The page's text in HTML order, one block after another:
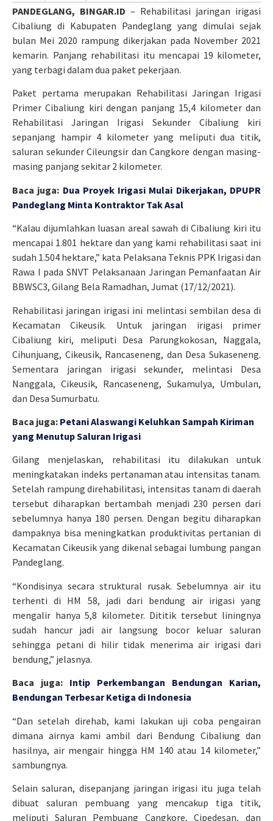
PANDEGLANG, BINGAR.ID – Rehabilitasi jaringan irigasi
Cibaliung di Kabupaten Pandeglang yang dimulai sejak
bulan Mei 2020 rampung dikerjakan pada November 2021
kemarin. Panjang rehabilitasi itu mencapai 19 kilometer,
yang terbagi dalam dua paket pekerjaan.
Paket pertama merupakan Rehabilitasi Jaringan Irigasi
Primer Cibaliung kiri dengan panjang 15,4 kilometer dan
Rehabilitasi Jaringan Irigasi Sekunder Cibaliung kiri
sepanjang hampir 4 kilometer yang meliputi dua titik,
saluran sekunder Cileungsir dan Cangkore dengan masing-
masing panjang sekitar 2 kilometer.
Baca juga: Dua Proyek Irigasi Mulai Dikerjakan, DPUPR
Pandeglang Minta Kontraktor Tak Asal
“Kalau dijumlahkan luasan areal sawah di Cibaliung kiri itu
mencapai 1.801 hektare dan yang kami rehabilitasi saat ini
sudah 1.504 hektare,” kata Pelaksana Teknis PPK Irigasi dan
Rawa I pada SNVT Pelaksanaan Jaringan Pemanfaatan Air
BBWSC3, Gilang Bela Ramadhan, Jumat (17/12/2021).
Rehabilitasi jaringan irigasi ini melintasi sembilan desa di
Kecamatan Cikeusik. Untuk jaringan irigasi primer
Cibaliung kiri, meliputi Desa Parungkokosan, Naggala,
Cihunjuang, Cikeusik, Rancaseneng, dan Desa Sukaseneng.
Sementara jaringan irigasi sekunder, melintasi Desa
Nanggala, Cikeusik, Rancaseneng, Sukamulya, Umbulan,
dan Desa Sumurbatu.
Baca juga: Petani Alaswangi Keluhkan Sampah Kiriman
yang Menutup Saluran Irigasi
Gilang menjelaskan, rehabilitasi itu dilakukan untuk
meningkatakan indeks pertanaman atau intensitas tanam.
Setelah rampung direhabilitasi, intensitas tanam di daerah
tersebut diharapkan bertambah menjadi 230 persen dari
sebelumnya hanya 180 persen. Dengan begitu diharapkan
dampaknya bisa meningkatkan produktivitas pertanian di
Kecamatan Cikeusik yang dikenal sebagai lumbung pangan
Pandeglang.
“Kondisinya secara struktural rusak. Sebelumnya air itu
terhenti di HM 58, jadi dari bendung air irigasi yang
mengalir hanya 5,8 kilometer. Dititik tersebut liningnya
sudah hancur jadi air langsung bocor keluar saluran
sehingga petani di hilir tidak menerima air irigasi dari
bendung,” jelasnya.
Baca juga: Intip Perkembangan Bendungan Karian,
Bendungan Terbesar Ketiga di Indonesia
“Dan setelah direhab, kami lakukan uji coba pengairan
dimana airnya kami ambil dari Bendung Cibaliung dan
hasilnya, air mengair hingga HM 140 atau 14 kilometer,”
sambungnya.
Selain saluran, disepanjang jaringan irigasi itu juga telah
dibuat saluran pembuang yang mencakup tiga titik,
meliputi Saluran Pembuang Cangkore, Cipedesan, dan